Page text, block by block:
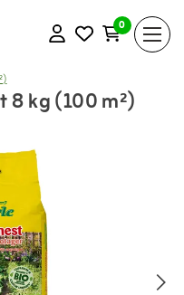
0
8 kg (100 m²)